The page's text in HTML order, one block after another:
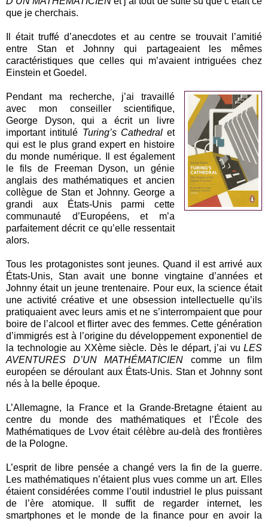
que je cherchais.
Il était truffé d’anecdotes et au centre se trouvait l’amitié
entre Stan et Johnny qui partageaient les mêmes
caractéristiques que celles qui m’avaient intriguées chez
Einstein et Goedel.
Pendant ma recherche, j’ai travaillé
avec mon conseiller scientifique,
George Dyson, qui a écrit un livre
important intitulé Turing’s Cathedralet
qui est le plus grand expert en histoire
du monde numérique. Il est également
le fils de Freeman Dyson, un génie
anglais des mathématiques et ancien
collègue de Stan et Johnny. George a
grandi aux États-Unis parmi cette
communauté d’Européens, et m’a
parfaitement décrit ce qu’elle ressentait
alors.
Tous les protagonistes sont jeunes. Quand il est arrivé aux
États-Unis, Stan avait une bonne vingtaine d’années et
Johnny était un jeune trentenaire. Pour eux, la science était
une activité créative et une obsession intellectuelle qu’ils
pratiquaient avec leurs amis et ne s’interrompaient que pour
boire de l’alcool et flirter avec des femmes. Cette génération
d’immigrés est à l’origine du développement exponentiel de
la technologie au XXème siècle. Dès le départ, j’ai vu LES
AVENTURES D’UN MATHÉMATICIEN comme un film
européen se déroulant aux États-Unis. Stan et Johnny sont
nés à la belle époque.
L’Allemagne, la France et la Grande-Bretagne étaient au
centre du monde des mathématiques et l’École des
Mathématiques de Lvov était célèbre au-delà des frontières
de la Pologne.
L’esprit de libre pensée a changé vers la fin de la guerre.
Les mathématiques n’étaient plus vues comme un art. Elles
étaient considérées comme l’outil industriel le plus puissant
de l’ère atomique. Il suffit de regarder internet, les
smartphones et le monde de la finance pour en avoir la